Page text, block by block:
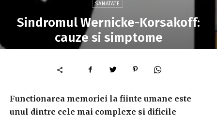
SANATATE
Sindromul Wernicke-Korsakoff:
cauze si simptome
Functionarea memoriei la fiinte umane este
unul dintre cele mai complexe si dificile